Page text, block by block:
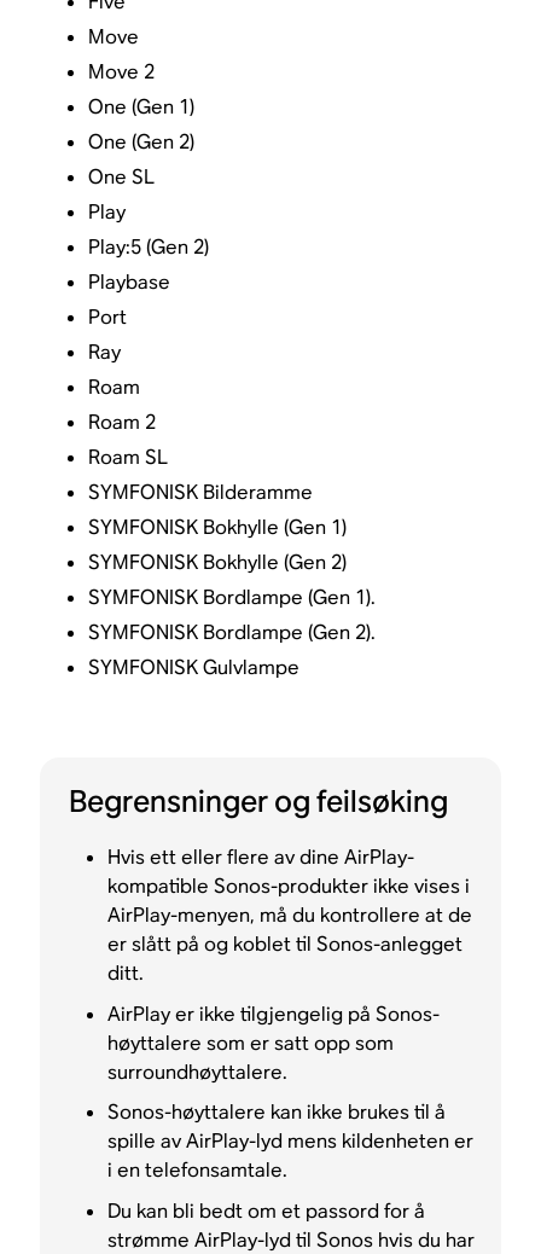
Move
Move 2
One (Gen 1)
One (Gen 2)
One SL
Play
Play:5 (Gen 2)
Playbase
Port
Ray
Roam
Roam 2
Roam SL
SYMFONISK Bilderamme
SYMFONISK Bokhylle (Gen 1)
SYMFONISK Bokhylle (Gen 2)
SYMFONISK Bordlampe (Gen 1).
SYMFONISK Bordlampe (Gen 2).
SYMFONISK Gulvlampe
Begrensninger og feilsøking
Hvis ett eller flere av dine AirPlay-
kompatible Sonos-produkter ikke vises i
AirPlay-menyen, må du kontrollere at de
er slått på og koblet til Sonos-anlegget
ditt.
AirPlay er ikke tilgjengelig på Sonos-
høyttalere som er satt opp som
surroundhøyttalere.
Sonos-høyttalere kan ikke brukes til å
spille av AirPlay-lyd mens kildenheten er
i en telefonsamtale.
Du kan bli bedt om et passord for å
strømme AirPlay-lyd til Sonos hvis du har